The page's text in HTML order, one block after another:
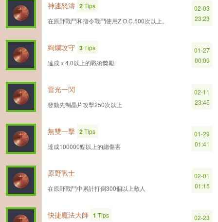
神速怒濤 2Tips
在原野戰鬥和指令戰鬥使用Z.O.C.500次以上。
02-03
23:23
絢爛攻守 3Tips
達成ｘ4.0以上的戰術獎勵
01-27
00:09
雷光一閃
發動先制晶片攻擊250次以上
02-11
23:45
無雙一擊 2Tips
達成100000點以上的總傷害
01-29
01:41
原野戰士
在原野戰鬥中累計打倒300個以上敵人
02-01
01:15
快捷魔法大師 1 Tips
02-23